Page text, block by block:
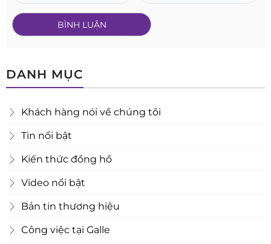
DANH MỤC
Khách hàng nói về chúng tôi
Tin nổi bật
Kiến thức đồng hồ
Video nổi bật
Bản tin thương hiệu
Công việc tại Galle